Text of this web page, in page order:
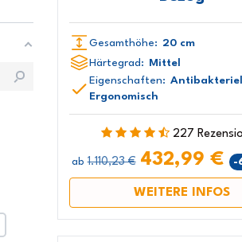
Gesamthöhe: 20 cm
Härtegrad: Mittel
Eigenschaften:
Ergonomisch
227
ab 1.110,23 € 432,99 € -
WEITERE INFOS